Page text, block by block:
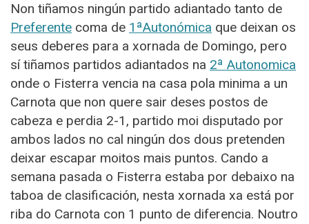
Non tiñamos ningún partido adiantado tanto de
Preferente coma de 1ªAutonómica que deixan os
seus deberes para a xornada de Domingo, pero
sí tiñamos partidos adiantados na 2ª Autonomica
onde o Fisterra vencia na casa pola minima a un
Carnota que non quere sair deses postos de
cabeza e perdia 2-1, partido moi disputado por
ambos lados no cal ningún dos dous pretenden
deixar escapar moitos mais puntos. Cando a
semana pasada o Fisterra estaba por debaixo na
taboa de clasificación, nesta xornada xa está por
riba do Carnota con 1 punto de diferencia. Noutro